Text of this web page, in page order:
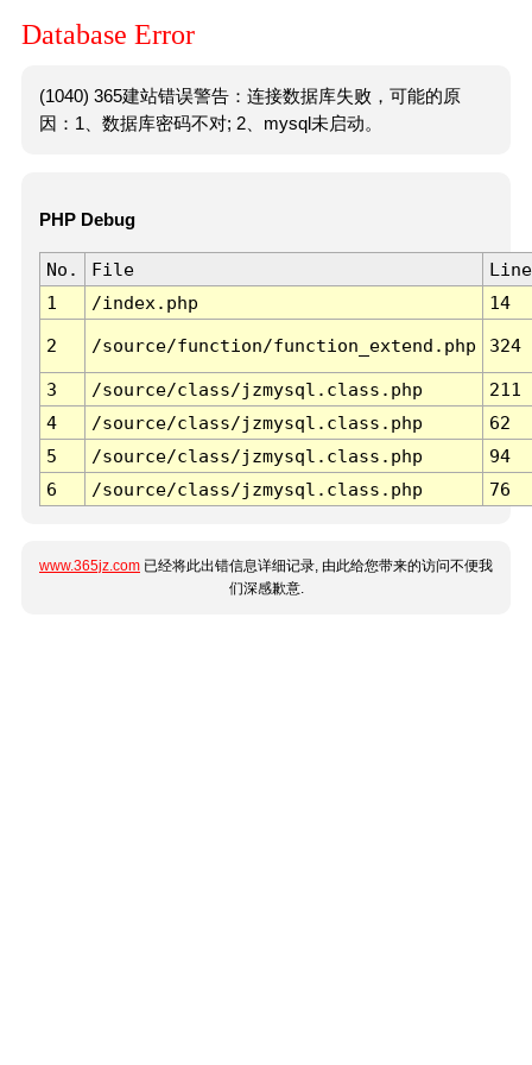
Database Error
(1040) 365建站错误警告：连接数据库失败，可能的原
因：1、数据库密码不对; 2、mysql未启动。
PHP Debug
No. File
Line
1
/index.php 14
2 /source/function/function_extend.php 324
3 /source/class/jzmysql.class.php
211
4
/source/class/jzmysql.class.php
62
5
/source/class/jzmysql.class.php
94
6
/source/class/jzmysql.class.php 76
www.365jz.com 已经将此出错信息详细记录, 由此给您带来的访问不便我
们深感歉意.